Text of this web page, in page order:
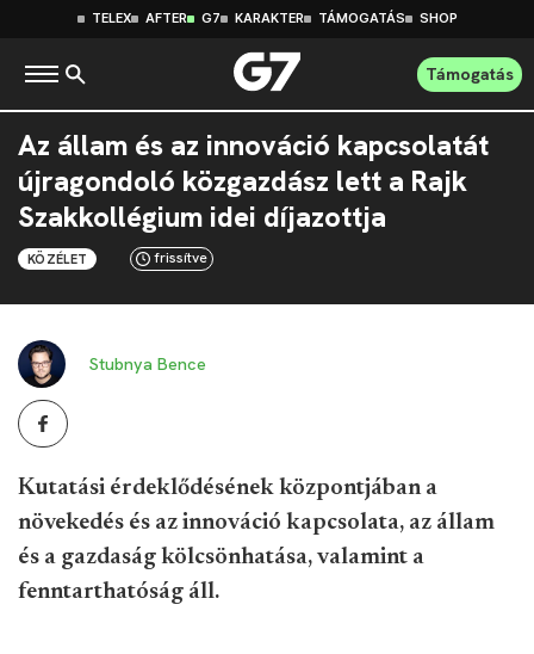
TELEX AFTER G7 KARAKTER TÁMOGATÁS SHOP
Támogatás
Az állam és az innováció kapcsolatát
újragondoló közgazdász lett a Rajk
Szakkollégium idei díjazottja
KÖZÉLET frissítve
Stubnya Bence
Kutatási érdeklődésének központjában a
növekedés és az innováció kapcsolata, az állam
és a gazdaság kölcsönhatása, valamint a
fenntarthatóság áll.